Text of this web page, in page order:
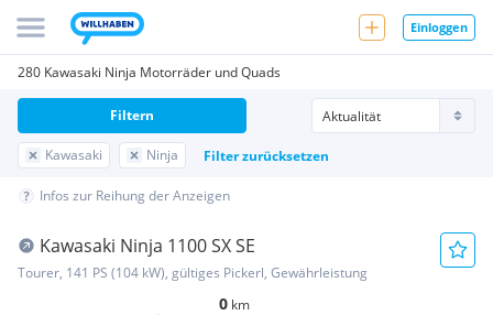
Einloggen
280 Kawasaki Ninja Motorräder und Quads
Kawasaki Ninja Filter zurücksetzen
Filtern
Infos zur Reihung der Anzeigen
Kawasaki Ninja 1100 SX SE
Tourer, 141 PS (104 kW), gültiges Pickerl, Gewährleistung
0 km